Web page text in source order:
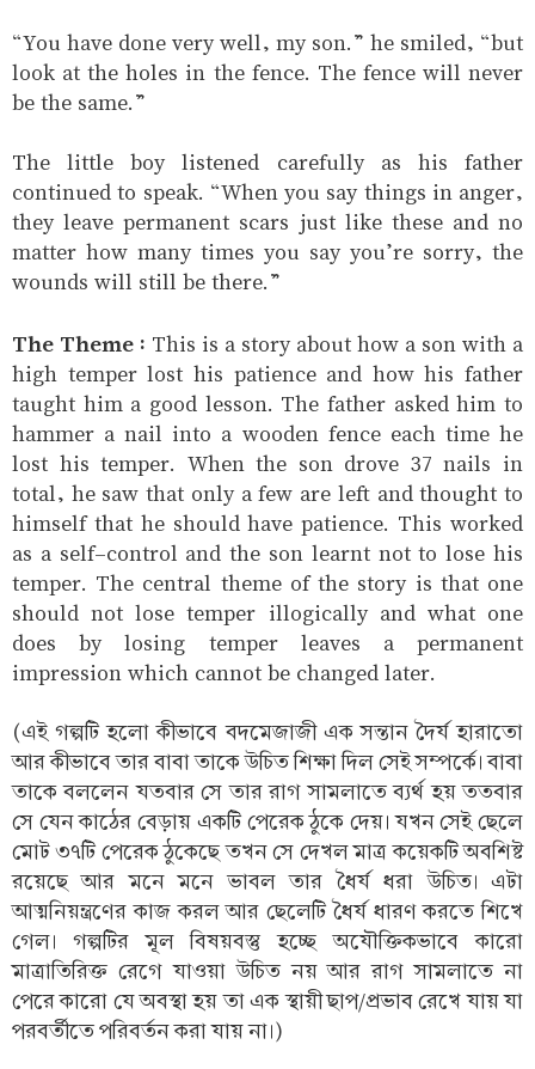
“You have done very well, my son.” he smiled, “but
look at the holes in the fence. The fence will never
be the same.”
The little boy listened carefully as his father
continued to speak. “When you say things in anger,
they leave permanent scars just like these and no
matter how many times you say you’re sorry, the
wounds will still be there.”
The Theme : This is a story about how a son with a
high temper lost his patience and how his father
taught him a good lesson. The father asked him to
hammer a nail into a wooden fence each time he
lost his temper. When the son drove 37 nails in
total, he saw that only a few are left and thought to
himself that he should have patience. This worked
as a self-control and the son learnt not to lose his
temper. The central theme of the story is that one
should not lose temper illogically and what one
does by losing temper leaves a permanent
impression which cannot be changed later.
(এই গল্পটি হলো কীভাবে বদমেজাজী এক সন্তান দৈর্য হারাতো
আর কীভাবে তার বাবা তাকে উচিত শিক্ষা দিল সেই সম্পর্কে। বাবা
তাকে বললেন যতবার সে তার রাগ সামলাতে ব্যর্থ হয় ততবার
সে যেন কাঠের বেড়ায় একটি পেরেক ঠুকে দেয়। যখন সেই ছেলে
মোট ৩৭টি পেরেক ঠুকেছে তখন সে দেখল মাত্র কয়েকটি অবশিষ্ট
রয়েছে আর মনে মনে ভাবল তার ধৈর্য ধরা উচিত। এটা
আত্মনিয়ন্ত্রণের কাজ করল আর ছেলেটি ধৈর্য ধারণ করতে শিখে
গেল। গল্পটির মূল বিষয়বস্তু হচ্ছে অযৌক্তিকভাবে কারো
মাত্রাতিরিক্ত রেগে যাওয়া উচিত নয় আর রাগ সামলাতে না
পেরে কারো যে অবস্থা হয় তা এক স্থায়ী ছাপ/প্রভাব রেখে যায় যা
পরবর্তীতে পরিবর্তন করা যায় না।)